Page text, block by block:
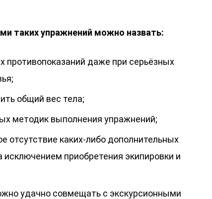
таких упражнений можно назвать:
противопоказаний даже при серьёзных
общий вес тела;
методик выполнения упражнений;
отсутствие каких-либо дополнительных
приобретения экипировки и
удачно совмещать с экскурсионными